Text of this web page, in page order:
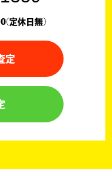
定休日無)
定